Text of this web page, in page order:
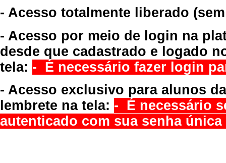
- Acesso totalmente liberado
- Acesso por meio de login na
desde que cadastrado e logado
tela: - É necessário fazer login
- Acesso exclusivo para alunos
lembrete na tela: - É necessário
autenticado com sua senha